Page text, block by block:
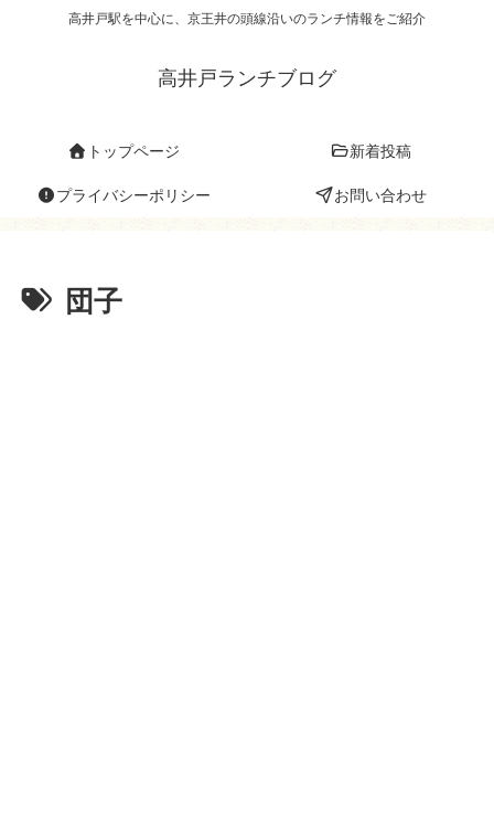
高井戸駅を中心に、京王井の頭線沿いのランチ情報をご紹介
高井戸ランチブログ
トップページ 新着投稿
プライバシーポリシー お問い合わせ
団子